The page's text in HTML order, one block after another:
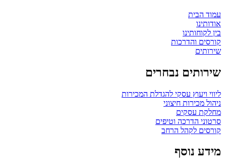
עמוד הבית
אודותינו
בין לקוחותינו
קורסים והדרכות
שירותים
שירותים נבחרים
ליווי ויעוץ עסקי להגדלת המכירות
ניהול מכירות חיצוני
מחלקת עסקים
סרטוני הדרכה וטיפים
קורסים לקהל הרחב
מידע נוסף